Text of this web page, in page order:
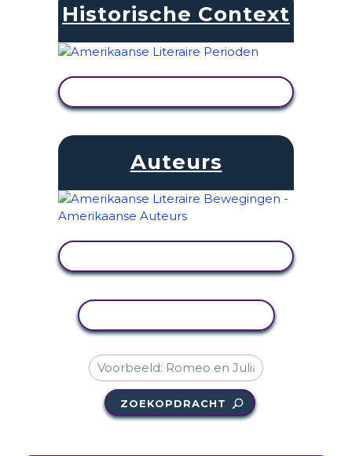
Historische Context
Auteurs
ZOEKOPDRACHT